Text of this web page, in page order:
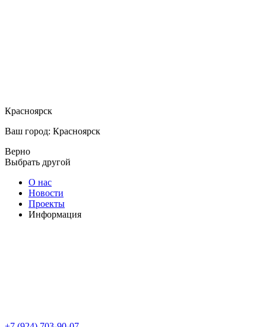
Красноярск
Ваш город: Красноярск
Верно
Выбрать другой
О нас
Новости
Проекты
Информация